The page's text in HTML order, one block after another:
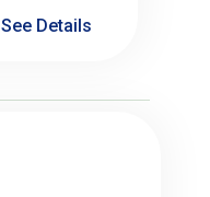
See Details